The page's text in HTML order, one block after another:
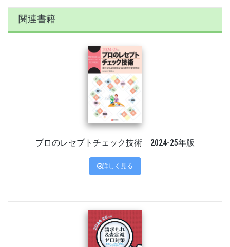
関連書籍
プロのレセプトチェック技術 2024-25年版
詳しく見る